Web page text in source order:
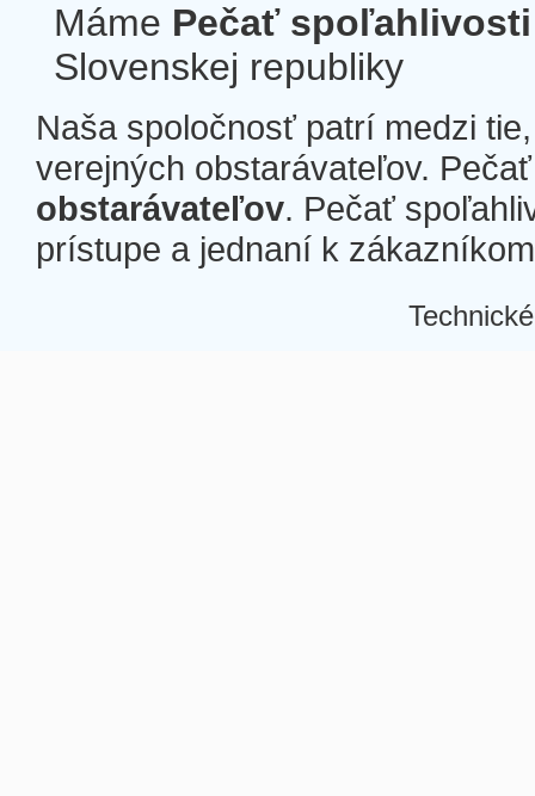
Máme Pečať spoľahlivosti
Slovenskej republiky
Naša spoločnosť patrí medzi
verejných obstarávateľov.
obstarávateľov. Pečať
prístupe a jednaní k